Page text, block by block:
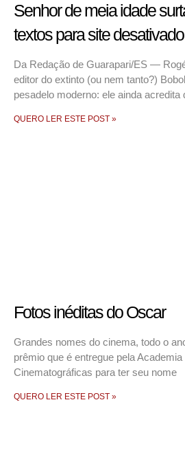
Senhor de meia idade
textos para site desativado
Da Redação de Guarapari/ES —
editor do extinto (ou nem tanto?)
pesadelo moderno: ele ainda acredita
QUERO LER ESTE POST »
Fotos inéditas do Oscar
Grandes nomes do cinema, todo o
prêmio que é entregue pela
Cinematográficas para ter seu nome
QUERO LER ESTE POST »